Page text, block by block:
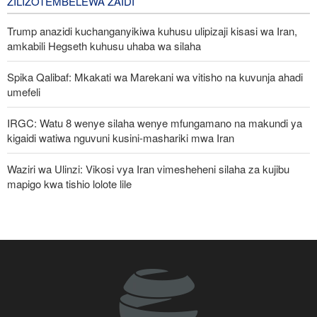
Trump anazidi kuchanganyikiwa kuhusu ulipizaji kisasi wa Iran,
amkabili Hegseth kuhusu uhaba wa silaha
Spika Qalibaf: Mkakati wa Marekani wa vitisho na kuvunja ahadi
umefeli
IRGC: Watu 8 wenye silaha wenye mfungamano na makundi ya
kigaidi watiwa nguvuni kusini-mashariki mwa Iran
Waziri wa Ulinzi: Vikosi vya Iran vimesheheni silaha za kujibu
mapigo kwa tishio lolote lile
mpango wa kuipindua serikali ya Iran
Malengo yanayofuatiliwa na Marekani katika kuzichochea nchi za